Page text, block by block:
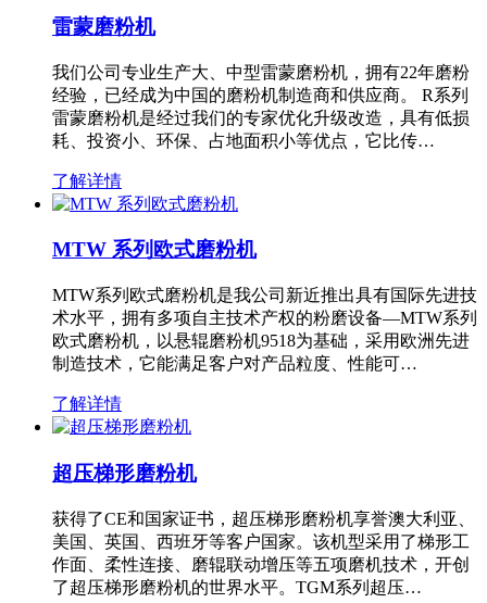
雷蒙磨粉机
我们公司专业生产大、中型雷蒙磨粉机，拥有22年磨粉
经验，已经成为中国的磨粉机制造商和供应商。 R系列
雷蒙磨粉机是经过我们的专家优化升级改造，具有低损
耗、投资小、环保、占地面积小等优点，它比传…
了解详情
MTW 系列欧式磨粉机
MTW系列欧式磨粉机是我公司新近推出具有国际先进技
术水平，拥有多项自主技术产权的粉磨设备—MTW系列
欧式磨粉机，以悬辊磨粉机9518为基础，采用欧洲先进
制造技术，它能满足客户对产品粒度、性能可…
了解详情
超压梯形磨粉机
获得了CE和国家证书，超压梯形磨粉机享誉澳大利亚、
美国、英国、西班牙等客户国家。该机型采用了梯形工
作面、柔性连接、磨辊联动增压等五项磨机技术，开创
了超压梯形磨粉机的世界水平。TGM系列超压…